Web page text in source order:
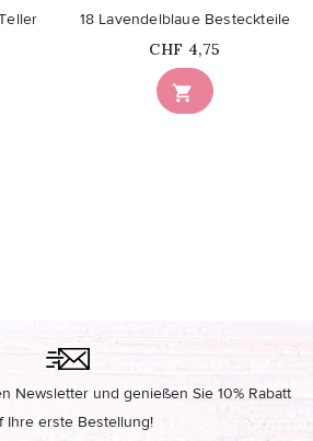

18 Lavendelblaue Besteckteile
Price
CHF 4,75
Newsletter und genießen Sie 10% Rabatt
Ihre erste Bestellung!